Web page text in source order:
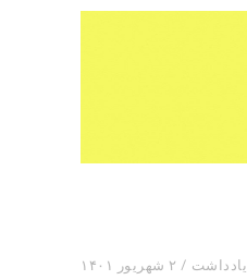
۲ شهریور ۱۴۰۱
یادداشت